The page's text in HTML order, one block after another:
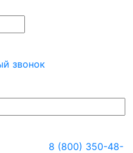
звонок
8 (800) 350-48-